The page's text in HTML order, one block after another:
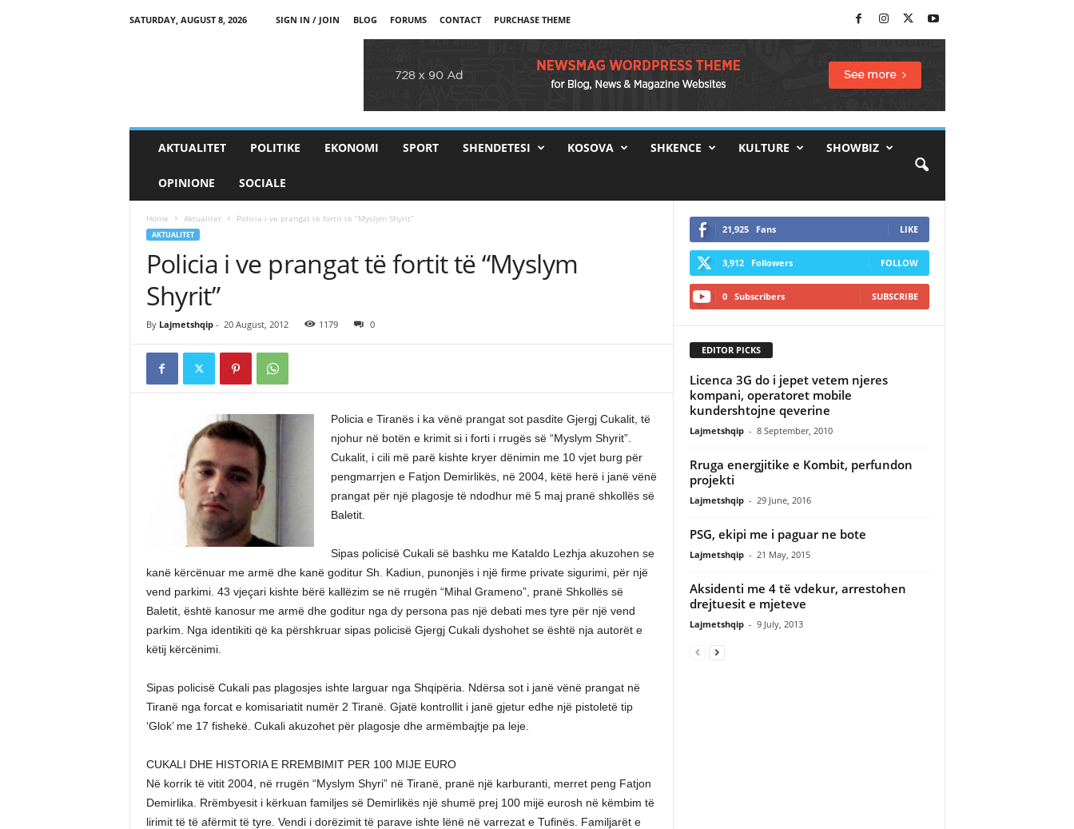
SATURDAY, AUGUST 8, 2026 SIGN IN / JOIN BLOG FORUMS CONTACT PURCHASE THEME
AKTUALITET POLITIKE EKONOMI SPORT SHENDETESI KOSOVA SHKENCE KULTURE SHOWBIZ
OPINIONE SOCIALE
Home Aktualitet Policia i ve prangat të fortit të “Myslym Shyrit”
AKTUALITET
Policia i ve prangat të fortit të “Myslym
Shyrit”
By Lajmetshqip- 20 August, 2012 1179 0
Policia e Tiranës i ka vënë prangat sot pasdite Gjergj Cukalit, të
njohur në botën e krimit si i forti i rrugës së “Myslym Shyrit”.
Cukalit, i cili më parë kishte kryer dënimin me 10 vjet burg për
pengmarrjen e Fatjon Demirlikës, në 2004, këtë herë i janë vënë
prangat për një plagosje të ndodhur më 5 maj pranë shkollës së
Baletit.
Sipas policisë Cukali së bashku me Kataldo Lezhja akuzohen se
kanë kërcënuar me armë dhe kanë goditur Sh. Kadiun, punonjës i një firme private sigurimi, për një
vend parkimi. 43 vjeçari kishte bërë kallëzim se në rrugën “Mihal Grameno”, pranë Shkollës së
Baletit, është kanosur me armë dhe goditur nga dy persona pas një debati mes tyre për një vend
parkim. Nga identikiti që ka përshkruar sipas policisë Gjergj Cukali dyshohet se është nja autorët e
këtij kërcënimi.
Sipas policisë Cukali pas plagosjes ishte larguar nga Shqipëria. Ndërsa sot i janë vënë prangat në
Tiranë nga forcat e komisariatit numër 2 Tiranë. Gjatë kontrollit i janë gjetur edhe një pistoletë tip
‘Glok’ me 17 fishekë. Cukali akuzohet për plagosje dhe armëmbajtje pa leje.
CUKALI DHE HISTORIA E RREMBIMIT PER 100 MIJE EURO
Në korrik të vitit 2004, në rrugën “Myslym Shyri” në Tiranë, pranë një karburanti, merret peng Fatjon
Demirlika. Rrëmbyesit i kërkuan familjes së Demirlikës një shumë prej 100 mijë eurosh në këmbim të
lirimit të të afërmit të tyre. Vendi i dorëzimit të parave ishte lënë në varrezat e Tufinës. Familjarët e
21,925 Fans LIKE
3,912 Followers FOLLOW
0 Subscribers SUBSCRIBE
EDITOR PICKS
Licenca 3G do i jepet vetem njeres
kompani, operatoret mobile
kundershtojne qeverine
Lajmetshqip - 8 September, 2010
Rruga energjitike e Kombit, perfundon
projekti
Lajmetshqip - 29 June, 2016
PSG, ekipi me i paguar ne bote
Lajmetshqip - 21 May, 2015
Aksidenti me 4 të vdekur, arrestohen
drejtuesit e mjeteve
Lajmetshqip - 9 July, 2013